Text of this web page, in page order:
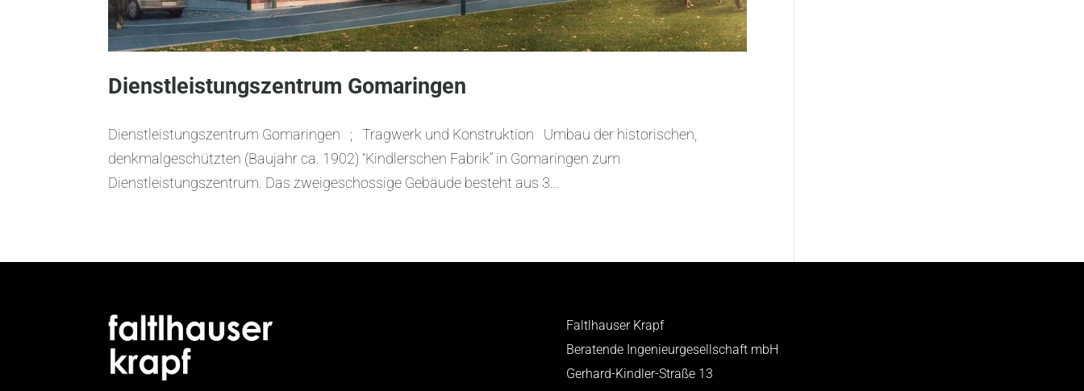
Dienstleistungszentrum Gomaringen
Dienstleistungszentrum Gomaringen ; Tragwerk und Konstruktion Umbau der historischen,
denkmalgeschützten (Baujahr ca. 1902) “Kindlerschen Fabrik” in Gomaringen zum
Dienstleistungszentrum. Das zweigeschossige Gebäude besteht aus 3...
Faltlhauser Krapf
Beratende Ingenieurgesellschaft mbH
Gerhard-Kindler-Straße 13